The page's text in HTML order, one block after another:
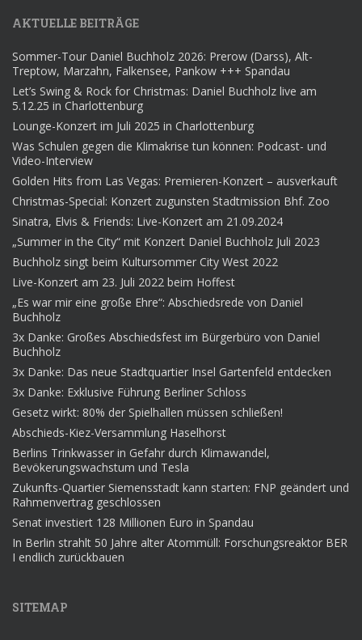
AKTUELLE BEITRÄGE
Sommer-Tour Daniel Buchholz 2026: Prerow (Darss), Alt-
Treptow, Marzahn, Falkensee, Pankow +++ Spandau
Let’s Swing & Rock for Christmas: Daniel Buchholz live am
5.12.25 in Charlottenburg
Lounge-Konzert im Juli 2025 in Charlottenburg
Was Schulen gegen die Klimakrise tun können: Podcast- und
Video-Interview
Golden Hits from Las Vegas: Premieren-Konzert – ausverkauft
Christmas-Special: Konzert zugunsten Stadtmission Bhf. Zoo
Sinatra, Elvis & Friends: Live-Konzert am 21.09.2024
„Summer in the City“ mit Konzert Daniel Buchholz Juli 2023
Buchholz singt beim Kultursommer City West 2022
Live-Konzert am 23. Juli 2022 beim Hoffest
„Es war mir eine große Ehre“: Abschiedsrede von Daniel
Buchholz
3x Danke: Großes Abschiedsfest im Bürgerbüro von Daniel
Buchholz
3x Danke: Das neue Stadtquartier Insel Gartenfeld entdecken
3x Danke: Exklusive Führung Berliner Schloss
Gesetz wirkt: 80% der Spielhallen müssen schließen!
Abschieds-Kiez-Versammlung Haselhorst
Berlins Trinkwasser in Gefahr durch Klimawandel,
Bevökerungswachstum und Tesla
Zukunfts-Quartier Siemensstadt kann starten: FNP geändert und
Rahmenvertrag geschlossen
Senat investiert 128 Millionen Euro in Spandau
In Berlin strahlt 50 Jahre alter Atommüll: Forschungsreaktor BER
I endlich zurückbauen
SITEMAP